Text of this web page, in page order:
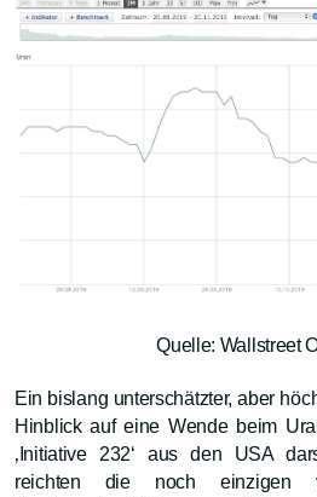
Quelle: Wallstreet
Ein bislang unterschätzter, aber
Hinblick auf eine Wende beim
‚Initiative 232‘ aus den USA
reichten die noch einzigen